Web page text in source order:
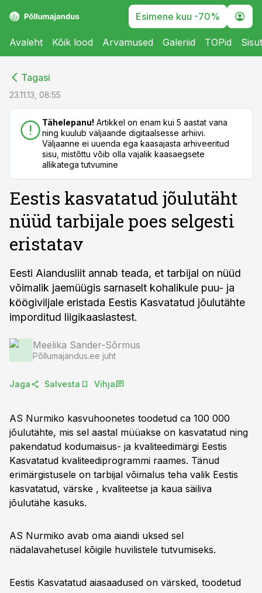
Esimene kuu -70%
Avaleht Kõik lood Arvamused Galeriid TOPid
Tagasi
23.11.13, 08:55
Tähelepanu! Artikkel on enam kui 5 aastat vana
ning kuulub väljaande digitaalsesse arhiivi.
Väljaanne ei uuenda ega kaasajasta arhiveeritud
sisu, mistõttu võib olla vajalik kaasaegsete
allikatega tutvumine
Eestis kasvatatud jõulutäht
nüüd tarbijale poes selgesti
eristatav
Eesti Aiandusliit annab teada, et tarbijal on nüüd
võimalik jaemüügis sarnaselt kohalikule puu- ja
köögiviljale eristada Eestis Kasvatatud jõulutähte
imporditud liigikaaslastest.
Meelika Sander-Sõrmus
Põllumajandus.ee juht
Jaga Salvesta Vihja
AS Nurmiko kasvuhoonetes toodetud ca 100 000
jõulutähte, mis sel aastal müüakse on kasvatatud ning
pakendatud kodumaisus- ja kvaliteedimärgi Eestis
Kasvatatud kvaliteediprogrammi raames. Tänud
erimärgistusele on tarbijal võimalus teha valik Eestis
kasvatatud, värske , kvaliteetse ja kaua säiliva
jõulutähe kasuks.
AS Nurmiko avab oma aiandi uksed sel
nädalavahetusel kõigile huvilistele tutvumiseks.
Eestis Kasvatatud aiasaadused on värsked, toodetud